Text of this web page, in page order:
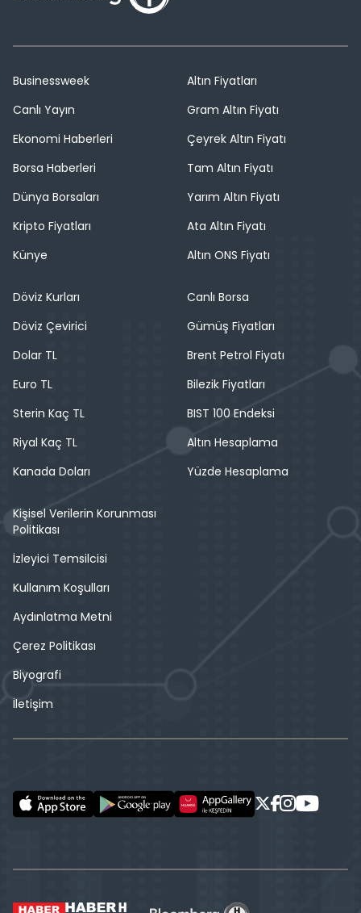
Businessweek
Canlı Yayın
Ekonomi Haberleri
Borsa Haberleri
Dünya Borsaları
Kripto Fiyatları
Künye
Altın Fiyatları
Gram Altın Fiyatı
Çeyrek Altın Fiyatı
Tam Altın Fiyatı
Yarım Altın Fiyatı
Ata Altın Fiyatı
Altın ONS Fiyatı
Döviz Kurları
Döviz Çevirici
Dolar TL
Euro TL
Sterin Kaç TL
Riyal Kaç TL
Kanada Doları
Canlı Borsa
Gümüş Fiyatları
Brent Petrol Fiyatı
Bilezik Fiyatları
BIST 100 Endeksi
Altın Hesaplama
Yüzde Hesaplama
Kişisel Verilerin Korunması
Politikası
İzleyici Temsilcisi
Kullanım Koşulları
Aydınlatma Metni
Çerez Politikası
Biyografi
İletişim